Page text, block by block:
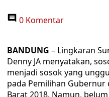
0 Komentar
BANDUNG – Lingkaran
Denny JA menyatakan,
menjadi sosok yang
pada Pemilihan Gubernur
Barat 2018. Namun,